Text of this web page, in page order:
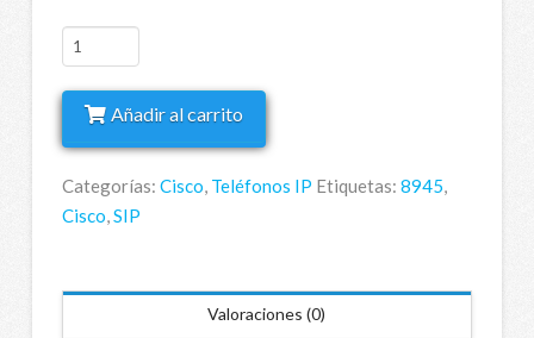
Cisco
8945
cantidad
Añadir al carrito
Categorías: Cisco, Teléfonos IP Etiquetas: 8945,
Cisco,SIP
Valoraciones (0)